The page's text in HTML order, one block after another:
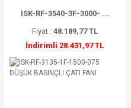
ISK-RF-3540-3F-3000- ...
Fiyat : 48.189,77 TL
İndirimli 28.431,97 TL